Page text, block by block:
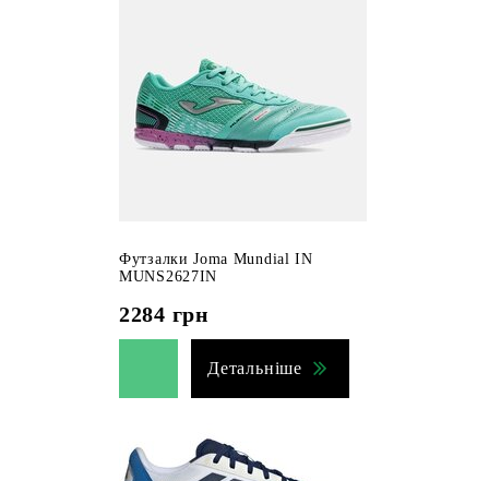
Футзалки Joma Mundial IN
MUNS2627IN
2284 грн
Детальніше